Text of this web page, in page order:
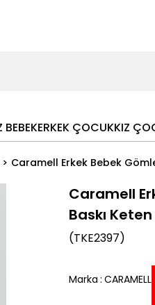
BEBEKERKEK ÇOCUKKIZ
Caramell Erkek Bebek
Caramell
Baskı
(TKE2397)
Marka : CARAMELL